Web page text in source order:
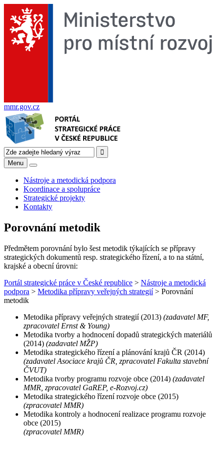
mmr.gov.cz
Menu
Nástroje a metodická podpora
Koordinace a spolupráce
Strategické projekty
Kontakty
Porovnání metodik
Předmětem porovnání bylo šest metodik týkajících se přípravy
strategických dokumentů resp. strategického řízení, a to na státní,
krajské a obecní úrovni:
Portál strategické práce v České republice > Nástroje a metodická
podpora > Metodika přípravy veřejných strategií> Porovnání
metodik
Metodika přípravy veřejných strategií (2013) (zadavatel MF,
zpracovatel Ernst & Young)
Metodika tvorby a hodnocení dopadů strategických materiálů
(2014) (zadavatel MŽP)
Metodika strategického řízení a plánování krajů ČR (2014)
(zadavatel Asociace krajů ČR, zpracovatel Fakulta stavební
ČVUT)
Metodika tvorby programu rozvoje obce (2014) (zadavatel
MMR, zpracovatel GaREP, e-Rozvoj.cz)
Metodika strategického řízení rozvoje obce (2015)
(zpracovatel MMR)
Metodika kontroly a hodnocení realizace programu rozvoje
obce (2015)
(zpracovatel MMR)